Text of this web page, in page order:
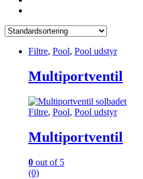
Filtre, Pool, Pool udstyr
Multiportventil
Filtre, Pool, Pool udstyr
Multiportventil
0 out of 5
(0)